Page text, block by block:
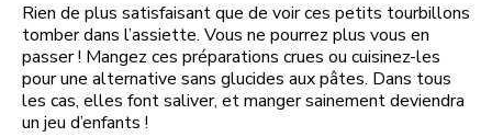
Rien de plus satisfaisant que de voir ces petits tourbillons
tomber dans l’assiette. Vous ne pourrez plus vous en
passer ! Mangez ces préparations crues ou cuisinez-les
pour une alternative sans glucides aux pâtes. Dans tous
les cas, elles font saliver, et manger sainement deviendra
un jeu d’enfants !